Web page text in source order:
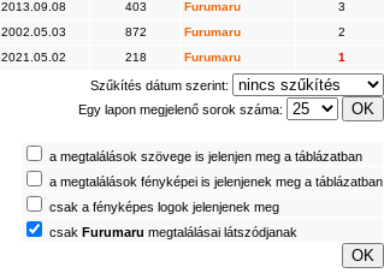
2013.09.08 403 Furumaru
3
2002.05.03 872 Furumaru
2
2021.05.02 218 Furumaru 1
Szűkítés dátum szerint:
Egy lapon megjelenő sorok száma:
a megtalálások szövege is jelenjen meg a táblázatban
a megtalálások fényképei is jelenjenek meg a táblázatban
csak a fényképes logok jelenjenek meg
csak Furumaru megtalálásai látszódjanak